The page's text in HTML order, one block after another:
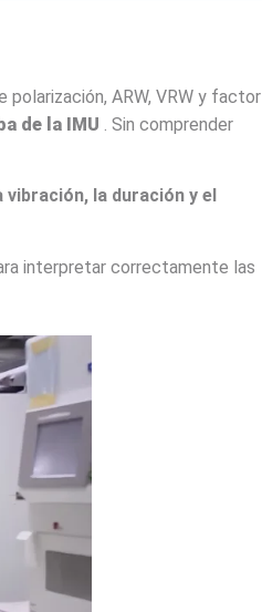
ARW, VRW y factor
de la IMU . Sin comprender
la duración y el
interpretar correctamente las